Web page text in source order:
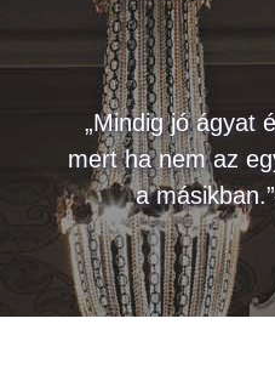
„Mindig jó ágyat
mert ha nem az
a